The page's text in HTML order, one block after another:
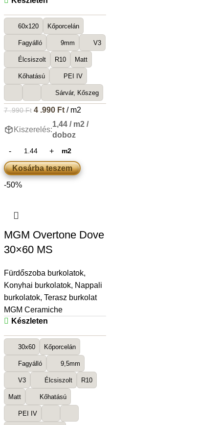
60x120 Kőporcelán
Fagyálló 9mm V3
Élcsiszolt R10 Matt
Kőhatású PEI IV
Sárvár, Kőszeg
7 .990Ft 4 .990 Ft/ m2
Kiszerelés:
1,44 / m2 /
doboz
m2
Kosárba teszem
-50%
MGM Overtone Dove
30×60 MS
Fürdőszoba burkolatok,
Konyhai burkolatok, Nappali
burkolatok, Terasz burkolat
MGM Ceramiche
Készleten
30x60 Kőporcelán
Fagyálló 9,5mm
V3 Élcsiszolt R10
Matt Kőhatású
PEI IV